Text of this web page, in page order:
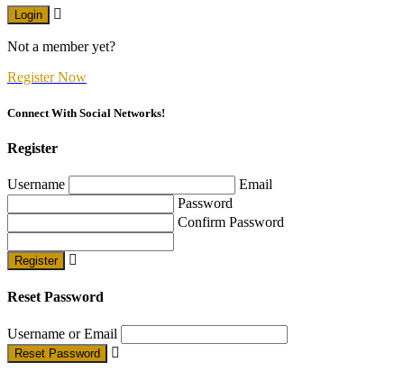
Login
Not a member yet?
Register Now
Connect With Social Networks!
Register
Username
Email
Password
Confirm Password
Register
Reset Password
Username or Email
Reset Password